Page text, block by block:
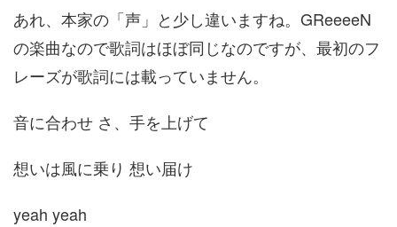
あれ、本家の「声」と少し違いますね。GReeeeN
の楽曲なので歌詞はほぼ同じなのですが、最初のフ
レーズが歌詞には載っていません。
音に合わせ さ、手を上げて
想いは風に乗り 想い届け
yeah yeah